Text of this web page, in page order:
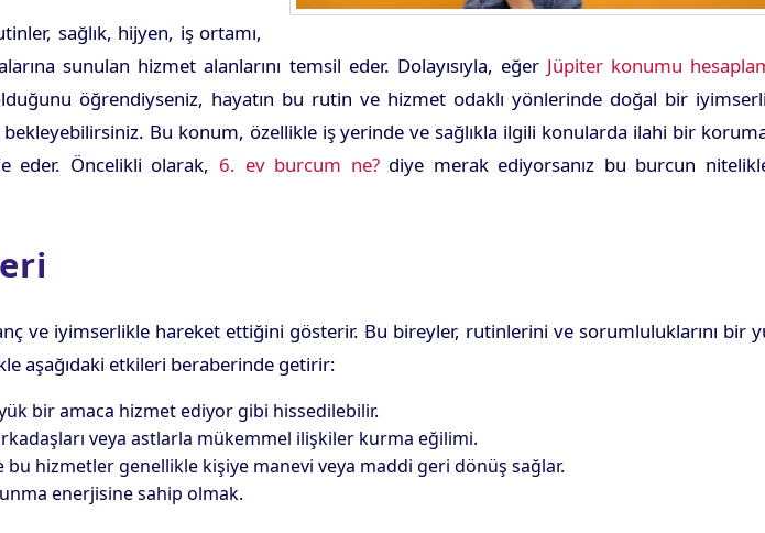
sağlık, hijyen, iş ortamı,
sunulan hizmet alanlarını temsil eder. Dolayısıyla, eğer Jüpiter konumu
öğrendiyseniz, hayatın bu rutin ve hizmet odaklı yönlerinde doğal bir
bekleyebilirsiniz. Bu konum, özellikle iş yerinde ve sağlıkla ilgili konularda ilahi bir
eder. Öncelikli olarak, 6. ev burcum ne?diye merak ediyorsanız bu burcun
ve iyimserlikle hareket ettiğini gösterir. Bu bireyler, rutinlerini ve sorumluluklarını bir
aşağıdaki etkileri beraberinde getirir:
bir amaca hizmet ediyor gibi hissedilebilir.
veya astlarla mükemmel ilişkiler kurma eğilimi.
hizmetler genellikle kişiye manevi veya maddi geri dönüş sağlar.
enerjisine sahip olmak.